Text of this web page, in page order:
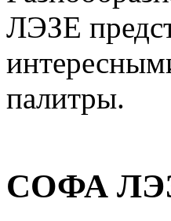
ЛЭЗЕ
палитры.
СОФА